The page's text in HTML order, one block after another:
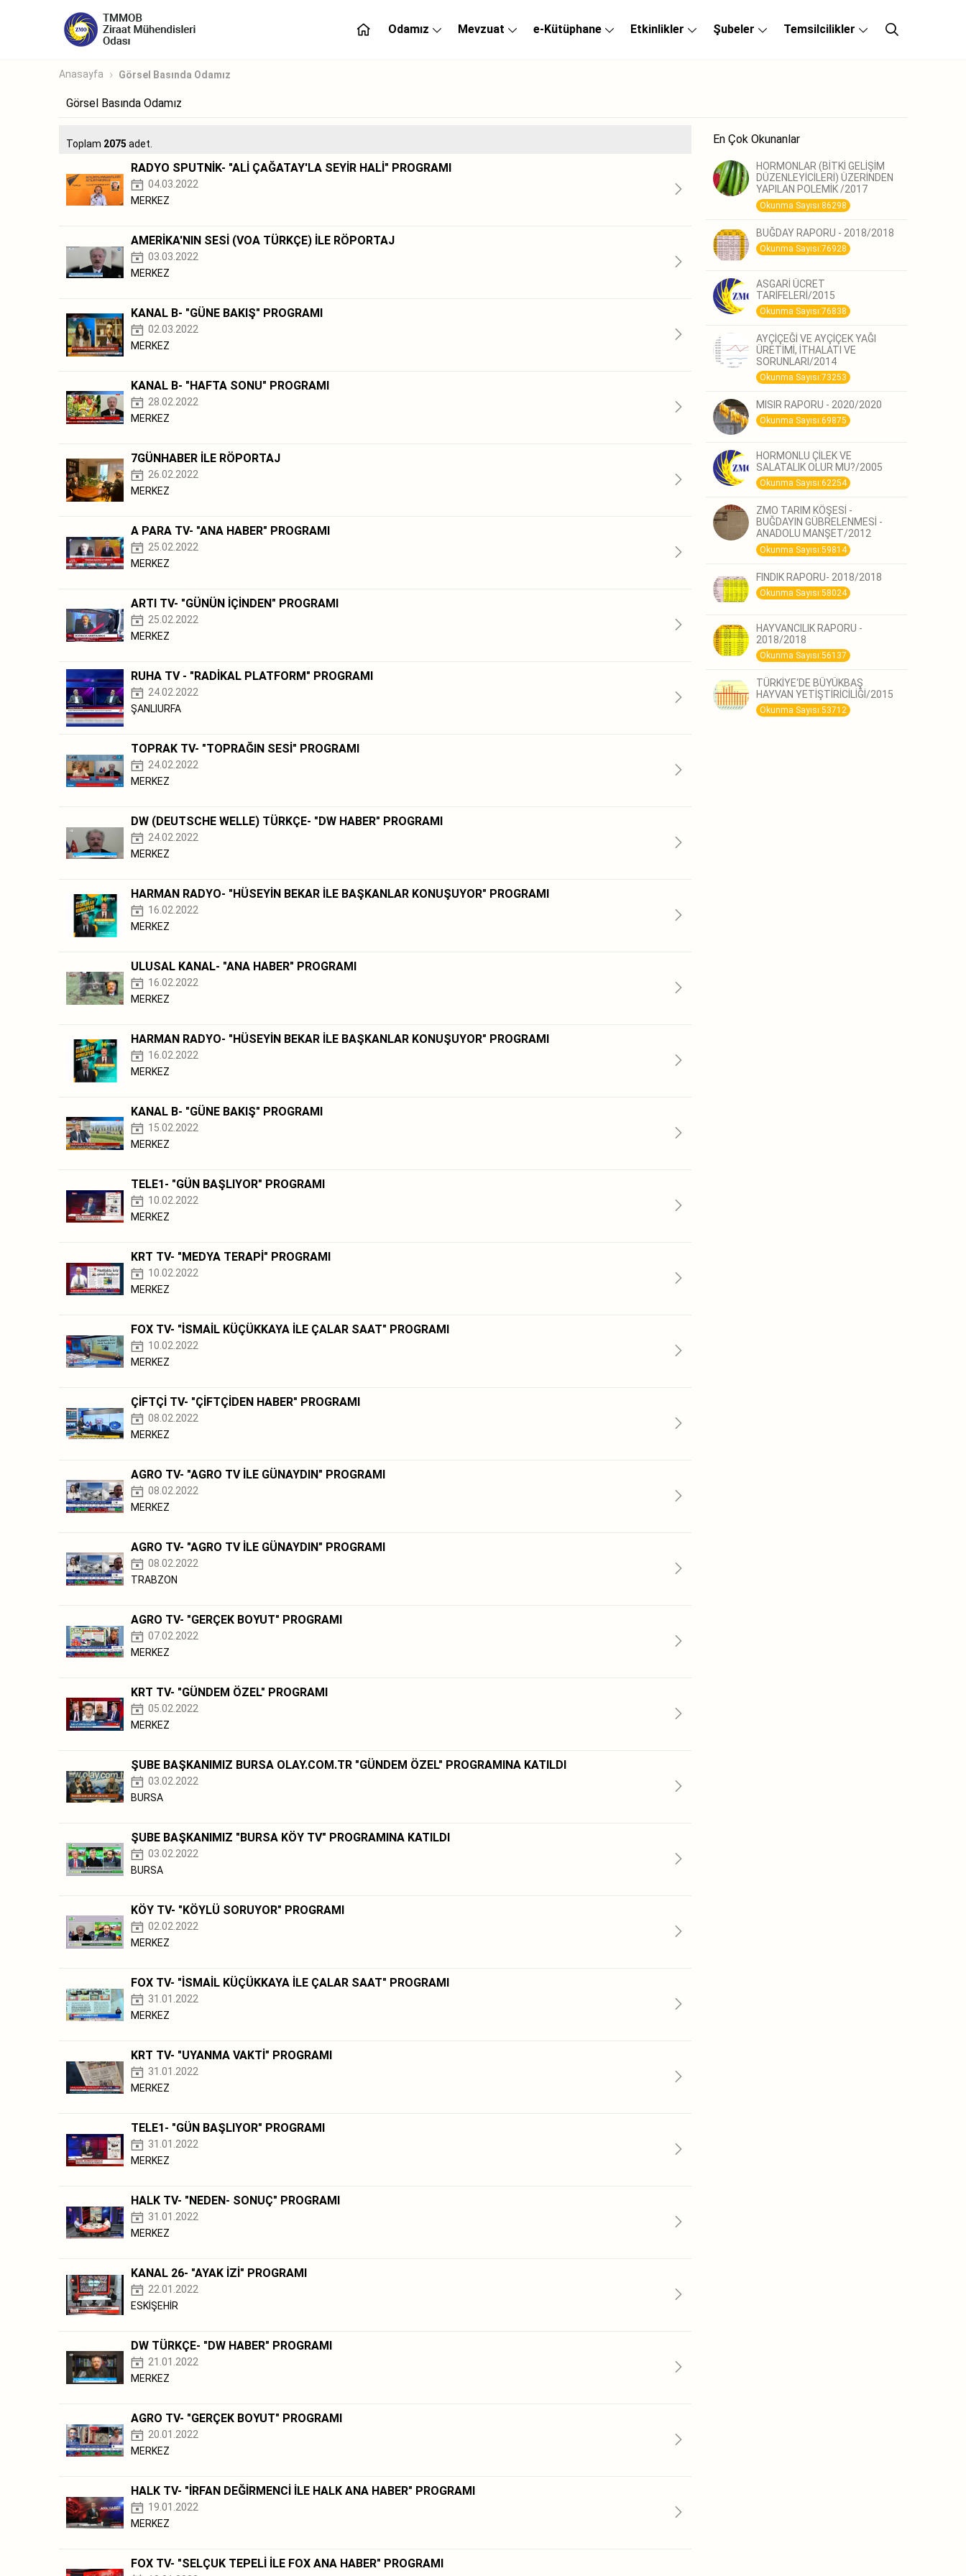
Odamız Mevzuat e-Kütüphane Etkinlikler Şubeler Temsilcilikler
Anasayfa Görsel Basında Odamız
Görsel Basında Odamız
Toplam 2075 adet.
RADYO SPUTNİK- "ALİ ÇAĞATAY'LA SEYİR HALİ" PROGRAMI
04.03.2022
MERKEZ
AMERİKA'NIN SESİ (VOA TÜRKÇE) İLE RÖPORTAJ
03.03.2022
MERKEZ
KANAL B- "GÜNE BAKIŞ" PROGRAMI
02.03.2022
MERKEZ
KANAL B- "HAFTA SONU" PROGRAMI
28.02.2022
MERKEZ
7GÜNHABER İLE RÖPORTAJ
26.02.2022
MERKEZ
A PARA TV- "ANA HABER" PROGRAMI
25.02.2022
MERKEZ
ARTI TV- "GÜNÜN İÇİNDEN" PROGRAMI
25.02.2022
MERKEZ
RUHA TV - "RADİKAL PLATFORM" PROGRAMI
24.02.2022
ŞANLIURFA
TOPRAK TV- "TOPRAĞIN SESİ" PROGRAMI
24.02.2022
MERKEZ
DW (DEUTSCHE WELLE) TÜRKÇE- "DW HABER" PROGRAMI
24.02.2022
MERKEZ
HARMAN RADYO- "HÜSEYİN BEKAR İLE BAŞKANLAR KONUŞUYOR" PROGRAMI
16.02.2022
MERKEZ
ULUSAL KANAL- "ANA HABER" PROGRAMI
16.02.2022
MERKEZ
HARMAN RADYO- "HÜSEYİN BEKAR İLE BAŞKANLAR KONUŞUYOR" PROGRAMI
16.02.2022
MERKEZ
KANAL B- "GÜNE BAKIŞ" PROGRAMI
15.02.2022
MERKEZ
TELE1- "GÜN BAŞLIYOR" PROGRAMI
10.02.2022
MERKEZ
KRT TV- "MEDYA TERAPİ" PROGRAMI
10.02.2022
MERKEZ
FOX TV- "İSMAİL KÜÇÜKKAYA İLE ÇALAR SAAT" PROGRAMI
10.02.2022
MERKEZ
ÇİFTÇİ TV- "ÇİFTÇİDEN HABER" PROGRAMI
08.02.2022
MERKEZ
AGRO TV- "AGRO TV İLE GÜNAYDIN" PROGRAMI
08.02.2022
MERKEZ
AGRO TV- "AGRO TV İLE GÜNAYDIN" PROGRAMI
08.02.2022
TRABZON
AGRO TV- "GERÇEK BOYUT" PROGRAMI
07.02.2022
MERKEZ
KRT TV- "GÜNDEM ÖZEL" PROGRAMI
05.02.2022
MERKEZ
ŞUBE BAŞKANIMIZ BURSA OLAY.COM.TR "GÜNDEM ÖZEL" PROGRAMINA KATILDI
03.02.2022
BURSA
ŞUBE BAŞKANIMIZ "BURSA KÖY TV" PROGRAMINA KATILDI
03.02.2022
BURSA
KÖY TV- "KÖYLÜ SORUYOR" PROGRAMI
02.02.2022
MERKEZ
FOX TV- "İSMAİL KÜÇÜKKAYA İLE ÇALAR SAAT" PROGRAMI
31.01.2022
MERKEZ
KRT TV- "UYANMA VAKTİ" PROGRAMI
31.01.2022
MERKEZ
TELE1- "GÜN BAŞLIYOR" PROGRAMI
31.01.2022
MERKEZ
HALK TV- "NEDEN- SONUÇ" PROGRAMI
31.01.2022
MERKEZ
KANAL 26- "AYAK İZİ" PROGRAMI
22.01.2022
ESKİŞEHİR
DW TÜRKÇE- "DW HABER" PROGRAMI
21.01.2022
MERKEZ
AGRO TV- "GERÇEK BOYUT" PROGRAMI
20.01.2022
MERKEZ
HALK TV- "İRFAN DEĞİRMENCİ İLE HALK ANA HABER" PROGRAMI
19.01.2022
MERKEZ
FOX TV- "SELÇUK TEPELİ İLE FOX ANA HABER" PROGRAMI
En Çok Okunanlar
HORMONLAR (BİTKİ GELİŞİM
DÜZENLEYİCİLERİ) ÜZERİNDEN
YAPILAN POLEMİK /2017
Okunma Sayısı:86298
BUĞDAY RAPORU - 2018/2018
Okunma Sayısı:76928
ASGARİ ÜCRET
TARİFELERİ/2015
Okunma Sayısı:76838
AYÇİÇEĞİ VE AYÇİÇEK YAĞI
ÜRETİMİ, İTHALATI VE
SORUNLARI/2014
Okunma Sayısı:73253
MISIR RAPORU - 2020/2020
Okunma Sayısı:69875
HORMONLU ÇİLEK VE
SALATALIK OLUR MU?/2005
Okunma Sayısı:62254
ZMO TARIM KÖŞESİ -
BUĞDAYIN GÜBRELENMESİ -
ANADOLU MANŞET/2012
Okunma Sayısı:59814
FINDIK RAPORU- 2018/2018
Okunma Sayısı:58024
HAYVANCILIK RAPORU -
2018/2018
Okunma Sayısı:56137
TÜRKİYE‘DE BÜYÜKBAŞ
HAYVAN YETİŞTİRİCİLİĞİ/2015
Okunma Sayısı:53712